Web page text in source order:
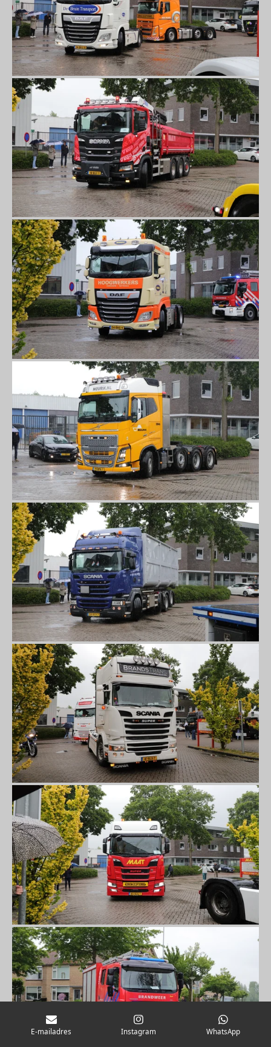
E-mailadres Instagram WhatsApp